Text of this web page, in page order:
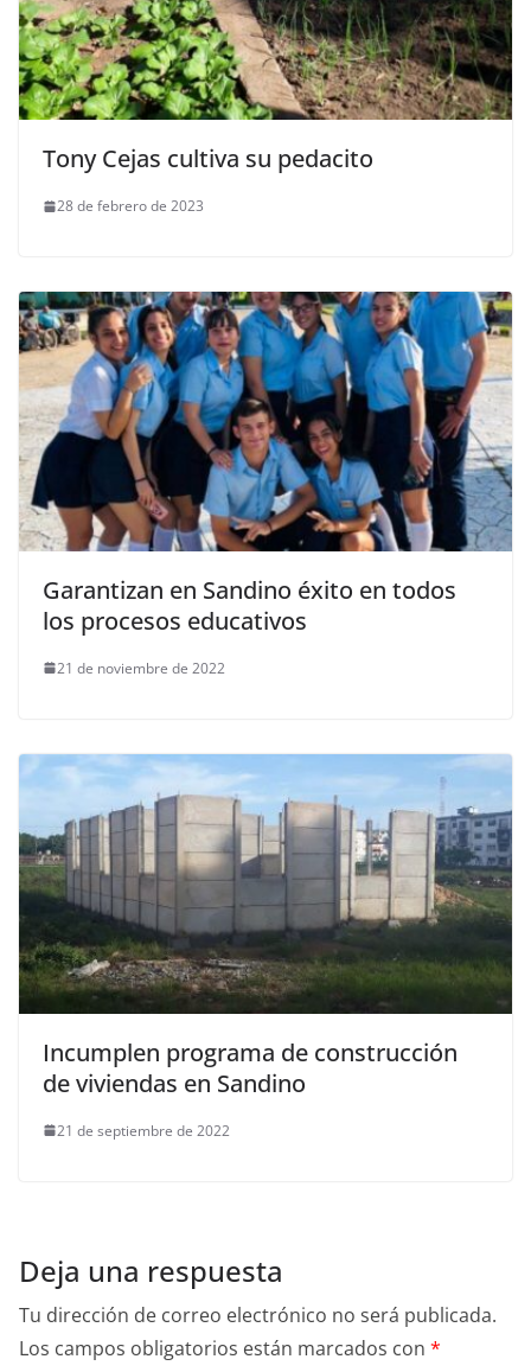
Tony Cejas cultiva su pedacito
28 de febrero de 2023
Garantizan en Sandino éxito en todos
los procesos educativos
21 de noviembre de 2022
Incumplen programa de construcción
de viviendas en Sandino
21 de septiembre de 2022
Deja una respuesta
Tu dirección de correo electrónico no será publicada.
Los campos obligatorios están marcados con *